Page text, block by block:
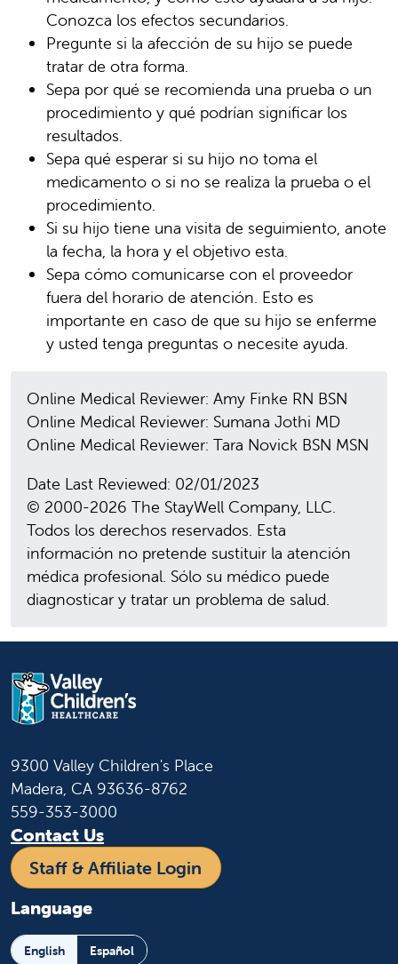
Conozca los efectos secundarios.
Pregunte si la afección de su hijo se puede
tratar de otra forma.
Sepa por qué se recomienda una prueba o un
procedimiento y qué podrían significar los
resultados.
Sepa qué esperar si su hijo no toma el
medicamento o si no se realiza la prueba o el
procedimiento.
Si su hijo tiene una visita de seguimiento, anote
la fecha, la hora y el objetivo esta.
Sepa cómo comunicarse con el proveedor
fuera del horario de atención. Esto es
importante en caso de que su hijo se enferme
y usted tenga preguntas o necesite ayuda.
Online Medical Reviewer: Amy Finke RN BSN
Online Medical Reviewer: Sumana Jothi MD
Online Medical Reviewer: Tara Novick BSN MSN
Date Last Reviewed: 02/01/2023
© 2000-2026 The StayWell Company, LLC.
Todos los derechos reservados. Esta
información no pretende sustituir la atención
médica profesional. Sólo su médico puede
diagnosticar y tratar un problema de salud.
9300 Valley Children's Place
Madera, CA 93636-8762
559-353-3000
Contact Us
Staff & Affiliate Login
Language
English Español